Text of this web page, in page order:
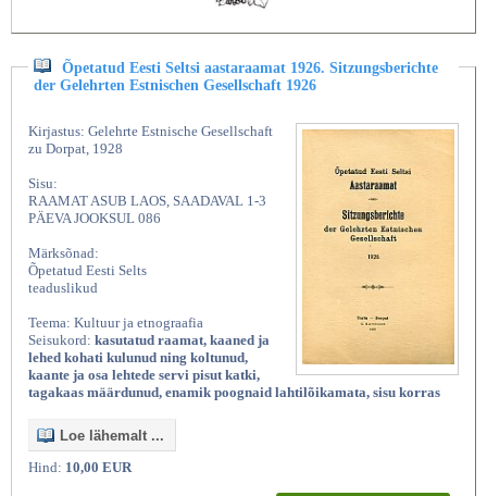
Õpetatud Eesti Seltsi aastaraamat 1926. Sitzungsberichte
der Gelehrten Estnischen Gesellschaft 1926
Kirjastus: Gelehrte Estnische Gesellschaft
zu Dorpat, 1928
Sisu:
RAAMAT ASUB LAOS, SAADAVAL 1-3
PÄEVA JOOKSUL 086
Märksõnad:
Õpetatud Eesti Selts
teaduslikud
Teema: Kultuur ja etnograafia
Seisukord: kasutatud raamat, kaaned ja
lehed kohati kulunud ning koltunud,
kaante ja osa lehtede servi pisut katki,
tagakaas määrdunud, enamik poognaid lahtilõikamata, sisu korras
Loe lähemalt ...
Hind: 10,00 EUR